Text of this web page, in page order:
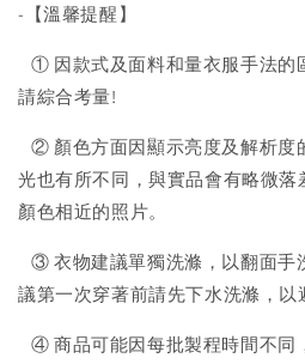
-【溫馨提醒】
① 因款式及面料和量衣服手法的
請綜合考量!
② 顏色方面因顯示亮度及解析度
光也有所不同，與實品會有略微
顏色相近的照片。
③ 衣物建議單獨洗滌，以翻面手
議第一次穿著前請先下水洗滌，以
④ 商品可能因每批製程時間不同